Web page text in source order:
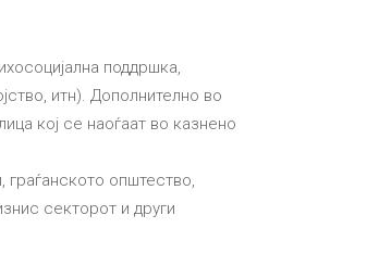
поддршка,
итн). Дополнително во
кој се наоѓаат во казнено
граѓанското општество,
секторот и други